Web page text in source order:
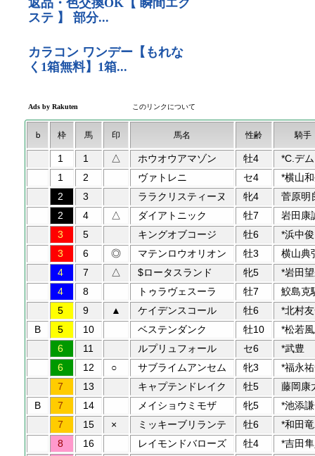
b 枠 馬 印 馬名 性齢 騎手
1 1 △ ホウオウアマゾン 牡4
*C.デ
1
2 ヴァトレニ セ4
*横山
2
3 ララクリスティーヌ 牝4
菅原明
2
4 △ ダイアトニック 牡7
岩田康
3
5 キングオブコージ 牡6
*浜中俊
3
6 ◎ マテンロウオリオン 牡3
横山典
4
7 △ $ロータスランド 牝5
*岩田
4
8 トゥラヴェスーラ 牡7
鮫島克
5
9 ▲ ケイデンスコール 牡6
*北村
B
5 10 ベステンダンク 牡10
*松若
6
11 ルプリュフォール セ6
*武豊
6
12 ○ サブライムアンセム 牝3
*福永
7
13 キャプテンドレイク 牡5
藤岡康
B
7 14 メイショウミモザ 牝5
*池添
7
15 × ミッキーブリランテ 牡6
*和田
8
16 レイモンドバローズ 牡4
*吉田